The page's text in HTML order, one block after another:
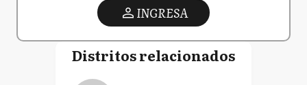
INGRESA
Distritos relacionados